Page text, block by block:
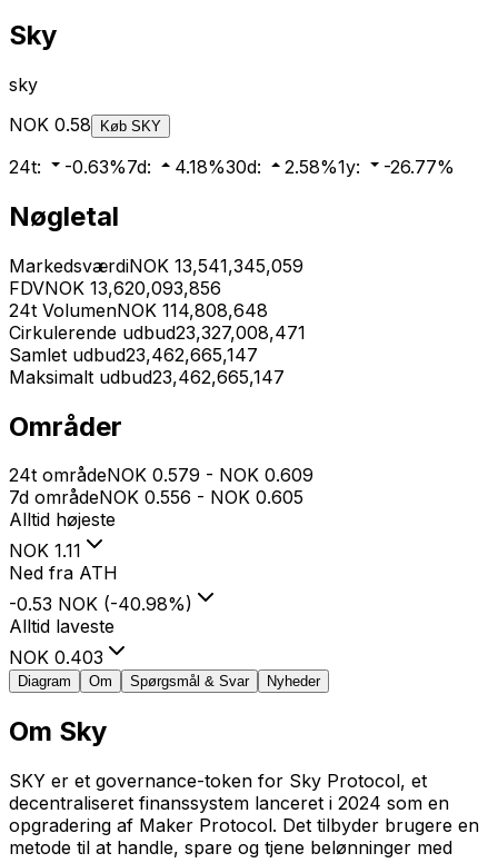
Sky
sky
NOK 0.58 Køb SKY
24t: -0.63%7d: 4.18%30d: 2.58%1y: -26.77%
Nøgletal
MarkedsværdiNOK 13,541,345,059
FDVNOK 13,620,093,856
24t VolumenNOK 114,808,648
Cirkulerende udbud23,327,008,471
Samlet udbud23,462,665,147
Maksimalt udbud23,462,665,147
Områder
24t områdeNOK 0.579 - NOK 0.609
7d områdeNOK 0.556 - NOK 0.605
Alltid højeste
NOK 1.11
Ned fra ATH
-0.53 NOK (-40.98%)
Alltid laveste
NOK 0.403
Diagram Om Spørgsmål & Svar Nyheder
Om Sky
SKY er et governance-token for Sky Protocol, et
decentraliseret finanssystem lanceret i 2024 som en
opgradering af Maker Protocol. Det tilbyder brugere en
metode til at handle, spare og tjene belønninger med